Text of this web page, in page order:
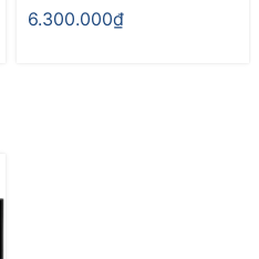
6.300.000₫